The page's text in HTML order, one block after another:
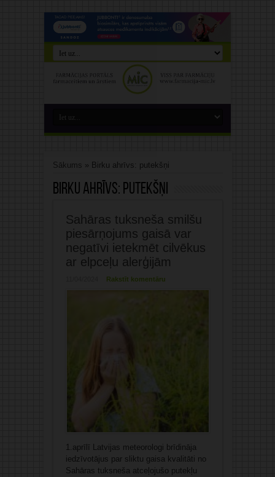
Sākums » Birku ahrīvs: putekšņi
Birku ahrīvs: putekšņi
Sahāras tuksneša smilšu
piesārņojums gaisā var
negatīvi ietekmēt cilvēkus
ar elpceļu alerģijām
Rakstīt komentāru
1.aprīlī Latvijas meteorologi brīdināja
iedzīvotājus par sliktu gaisa kvalitāti no
Sahāras tuksneša atceļojušo putekļu